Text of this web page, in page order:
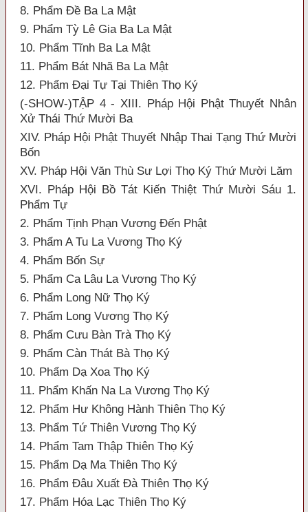
8. Phẩm Đề Ba La Mật
9. Phẩm Tỳ Lê Gia Ba La Mật
10. Phẩm Tĩnh Ba La Mật
11. Phẩm Bát Nhã Ba La Mật
12. Phẩm Đại Tự Tại Thiên Thọ Ký
(-SHOW-)TẬP 4 - XIII. Pháp Hội Phật Thuyết Nhân
Xử Thái Thứ Mười Ba
XIV. Pháp Hội Phật Thuyết Nhập Thai Tạng Thứ Mười
Bốn
XV. Pháp Hội Văn Thù Sư Lợi Thọ Ký Thứ Mười Lăm
XVI. Pháp Hội Bồ Tát Kiến Thiệt Thứ Mười Sáu 1.
Phẩm Tự
2. Phẩm Tịnh Phạn Vương Đến Phật
3. Phẩm A Tu La Vương Thọ Ký
4. Phẩm Bốn Sự
5. Phẩm Ca Lâu La Vương Thọ Ký
6. Phẩm Long Nữ Thọ Ký
7. Phẩm Long Vương Thọ Ký
8. Phẩm Cưu Bàn Trà Thọ Ký
9. Phẩm Càn Thát Bà Thọ Ký
10. Phẩm Dạ Xoa Thọ Ký
11. Phẩm Khấn Na La Vương Thọ Ký
12. Phẩm Hư Không Hành Thiên Thọ Ký
13. Phẩm Tứ Thiên Vương Thọ Ký
14. Phẩm Tam Thập Thiên Thọ Ký
15. Phẩm Dạ Ma Thiên Thọ Ký
16. Phẩm Đâu Xuất Đà Thiên Thọ Ký
17. Phẩm Hóa Lạc Thiên Thọ Ký